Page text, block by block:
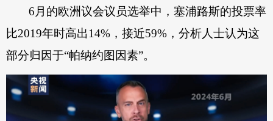
6月的欧洲议会议员选举中，塞浦路斯的投票率
比2019年时高出14%，接近59%，分析人士认为这
部分归因于“帕纳约图因素”。